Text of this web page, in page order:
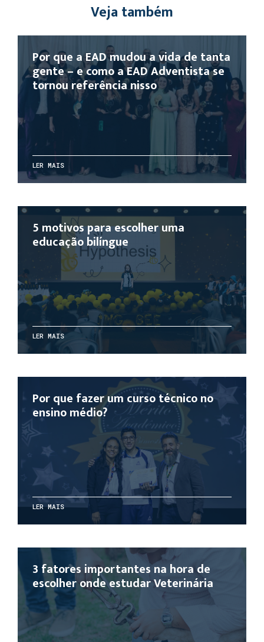
Veja também
Por que a EAD mudou a vida de tanta
gente – e como a EAD Adventista se
tornou referência nisso
LER MAIS
5 motivos para escolher uma
educação bilíngue
LER MAIS
Por que fazer um curso técnico no
ensino médio?
LER MAIS
3 fatores importantes na hora de
escolher onde estudar Veterinária